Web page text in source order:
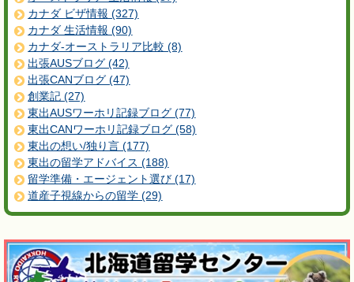
カナダ ビザ情報 (327)
カナダ 生活情報 (90)
カナダ-オーストラリア比較 (8)
出張AUSブログ (42)
出張CANブログ (47)
創業記 (27)
東出AUSワーホリ記録ブログ (77)
東出CANワーホリ記録ブログ (58)
東出の想い/独り言 (177)
東出の留学アドバイス (188)
留学準備・エージェント選び (17)
道産子視線からの留学 (29)